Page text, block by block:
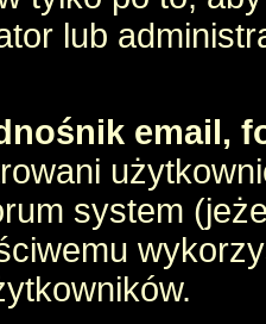
lub
email,
system